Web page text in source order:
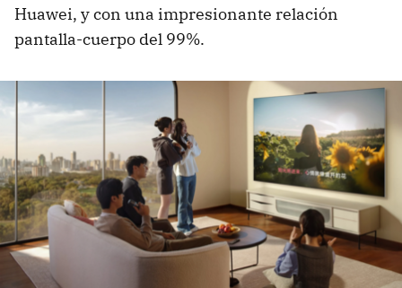
Huawei, y con una impresionante relación
pantalla-cuerpo del 99%.